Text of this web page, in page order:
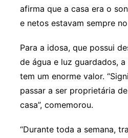
afirma que a casa era o
e netos estavam sempre no
Para a idosa, que possui
de água e luz guardados,
tem um enorme valor.
passar a ser proprietária
casa”, comemorou.
“Durante toda a semana,